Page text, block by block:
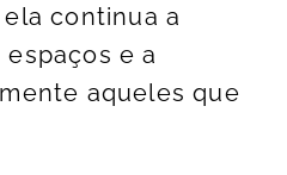
continua a
e a
aqueles que